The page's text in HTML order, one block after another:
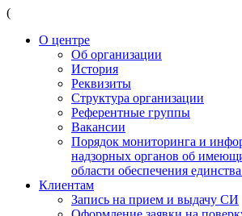
(
О центре
Об организации
История
Реквизиты
Структура организации
Референтные группы
Вакансии
Порядок мониторинга и
надзорных органов об
области обеспечения
Клиентам
Запись на прием и выдачу СИ